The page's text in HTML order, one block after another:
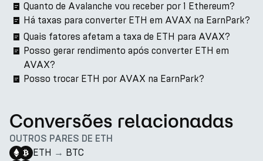
Quanto de Avalanche vou receber por 1 Ethereum?
Há taxas para converter ETH em AVAX na EarnPark?
Quais fatores afetam a taxa de ETH para AVAX?
Posso gerar rendimento após converter ETH em
AVAX?
Posso trocar ETH por AVAX na EarnPark?
Conversões relacionadas
OUTROS PARES DE ETH
ETH → BTC